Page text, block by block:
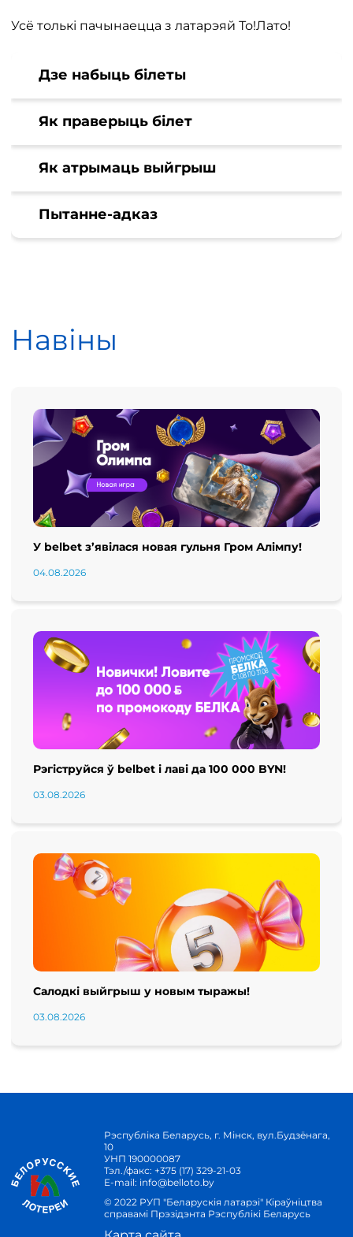
Усё толькі пачынаецца з латарэяй То!Лато!
Дзе набыць білеты
Як праверыць білет
Як атрымаць выйгрыш
Пытанне-адказ
Навіны
У belbet з’явілася новая гульня Гром Алімпу!
04.08.2026
Рэгіструйся ў belbet і лаві да 100 000 BYN!
03.08.2026
Салодкі выйгрыш у новым тыражы!
03.08.2026
Рэспубліка Беларусь, г. Мінск, вул.Будзёнага,
10
УНП 190000087
Тэл./факс: +375 (17) 329-21-03
E-mail: info@belloto.by
© 2022 РУП "Беларускія латарэі" Кіраўніцтва
справамі Прэзідэнта Рэспублікі Беларусь